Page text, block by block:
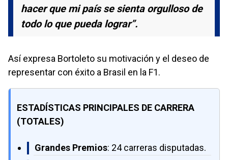
hacer que mi país se sienta orgulloso de
todo lo que pueda lograr”.
Así expresa Bortoleto su motivación y el deseo de
representar con éxito a Brasil en la F1.
ESTADÍSTICAS PRINCIPALES DE CARRERA
(TOTALES)
Grandes Premios: 24 carreras disputadas.